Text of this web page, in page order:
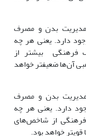
بدن و مصرف
دارد. یعنی هر چه
فرهنگی بیشتر از
آن‌ها ضعیف‏تر خواهد
بدن و مصرف
دارد. یعنی هر چه
از شاخص‌های
خواهد بود.